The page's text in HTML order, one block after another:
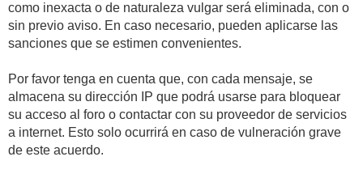
como inexacta o de naturaleza vulgar será eliminada, con o
sin previo aviso. En caso necesario, pueden aplicarse las
sanciones que se estimen convenientes.
Por favor tenga en cuenta que, con cada mensaje, se
almacena su dirección IP que podrá usarse para bloquear
su acceso al foro o contactar con su proveedor de servicios
a internet. Esto solo ocurrirá en caso de vulneración grave
de este acuerdo.